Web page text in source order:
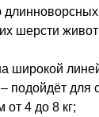
шерсти
широкой
подойдёт
от 4 до 8 кг;